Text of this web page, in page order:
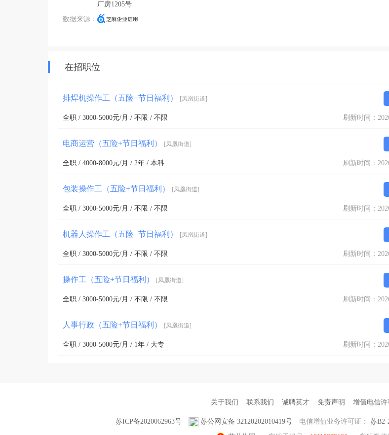
厂房1205号
数据来源：
在招职位
排焊机操作工（五险+节日福利） [凤凰街道]
全职 / 3000-5000元/月 / 不限 / 不限 刷新时间：
电商运营（五险+节日福利） [凤凰街道]
全职 / 4000-8000元/月 / 2年 / 本科 刷新时间：
包装操作工（五险+节日福利） [凤凰街道]
全职 / 3000-5000元/月 / 不限 / 不限 刷新时间：
机器人操作工（五险+节日福利） [凤凰街道]
全职 / 3000-5000元/月 / 不限 / 不限 刷新时间：
操作工（五险+节日福利） [凤凰街道]
全职 / 3000-5000元/月 / 不限 / 不限 刷新时间：
人事行政（五险+节日福利） [凤凰街道]
全职 / 3000-5000元/月 / 1年 / 大专 刷新时间：
关于我们 联系我们 诚聘英才 免责声明 增值电信许
苏ICP备2020062963号 苏公网安备 32120202010419号 电信增值业务许可证： 苏B2-